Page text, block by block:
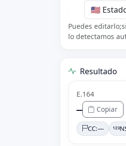
Puedes
lo detectamos
Resultado
E.164
— Copiar
CC:—